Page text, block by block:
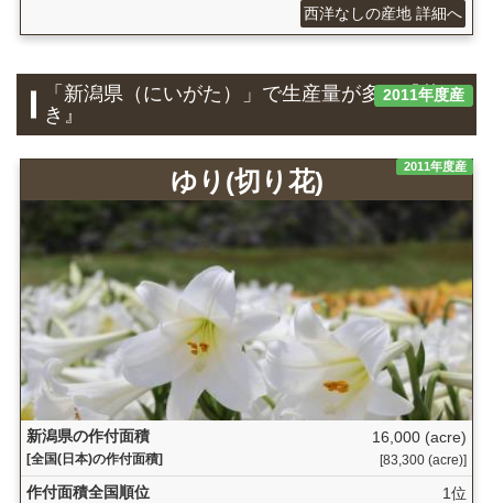
西洋なしの産地 詳細へ
2011年度産
「新潟県（にいがた）」で生産量が多い『花
き』
2011年度産
ゆり(切り花)
新潟県の作付面積
[全国(日本)の作付面積]
16,000 (acre)
[83,300 (acre)]
作付面積全国順位
1位